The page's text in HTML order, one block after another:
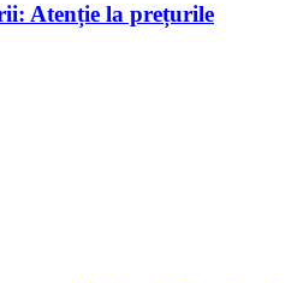
Atenție la prețurile